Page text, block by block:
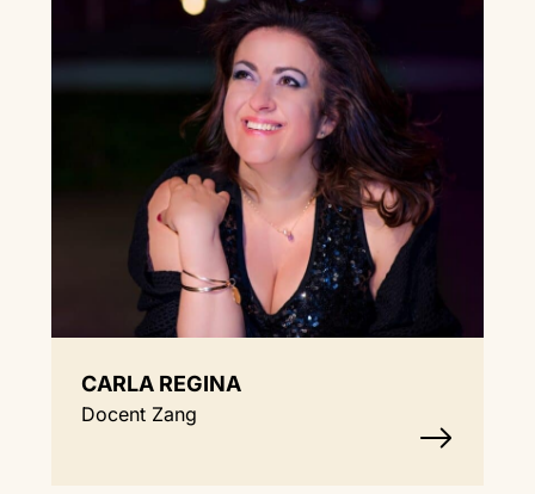
CARLA REGINA
Docent Zang